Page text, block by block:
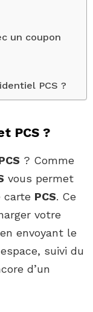
un coupon
PCS ?
PCS ?
? Comme
vous permet
carte PCS. Ce
votre
envoyant le
suivi du
d’un